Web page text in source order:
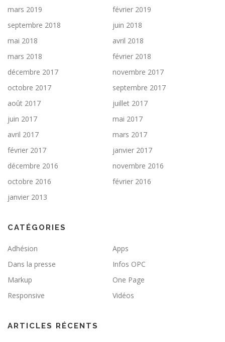
mars 2019
février 2019
septembre 2018
juin 2018
mai 2018
avril 2018
mars 2018
février 2018
décembre 2017
novembre 2017
octobre 2017
septembre 2017
août 2017
juillet 2017
juin 2017
mai 2017
avril 2017
mars 2017
février 2017
janvier 2017
décembre 2016
novembre 2016
octobre 2016
février 2016
janvier 2013
CATÉGORIES
Adhésion
Apps
Dans la presse
Infos OPC
Markup
One Page
Responsive
Vidéos
ARTICLES RÉCENTS